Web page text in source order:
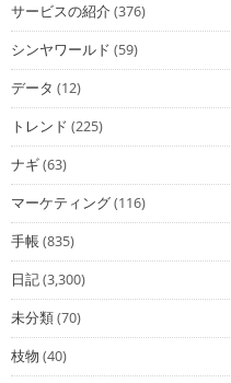
サービスの紹介(376)
シンヤワールド (59)
データ (12)
トレンド (225)
ナギ(63)
マーケティング(116)
手帳(835)
日記(3,300)
未分類(70)
枝物 (40)